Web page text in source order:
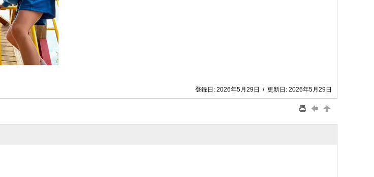
登録日: 2026年5月29日 / 更新日: 2026年5月29日